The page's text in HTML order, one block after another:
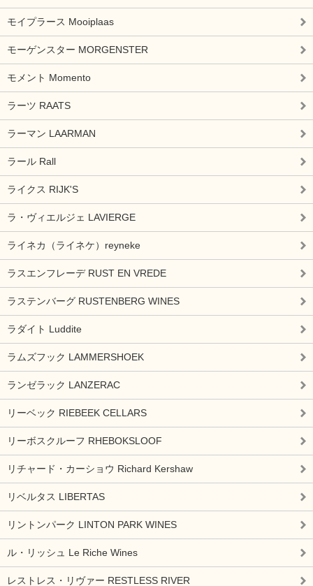
モイプラース Mooiplaas
モーゲンスター MORGENSTER
モメント Momento
ラーツ RAATS
ラーマン LAARMAN
ラール Rall
ライクス RIJK'S
ラ・ヴィエルジェ LAVIERGE
ライネカ（ライネケ）reyneke
ラスエンフレーデ RUST EN VREDE
ラステンバーグ RUSTENBERG WINES
ラダイト Luddite
ラムズフック LAMMERSHOEK
ランゼラック LANZERAC
リーベック RIEBEEK CELLARS
リーボスクルーフ RHEBOKSLOOF
リチャード・カーショウ Richard Kershaw
リベルタス LIBERTAS
リントンパーク LINTON PARK WINES
ル・リッシュ Le Riche Wines
レストレス・リヴァー RESTLESS RIVER